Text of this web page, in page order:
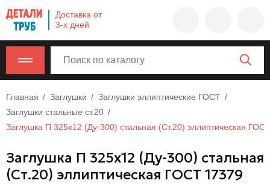
Доставка от
3-х дней
Главная Заглушки
Заглушки эллиптические ГОСТ
Заглушки стальные ст.20
Заглушка П 325х12 (Ду-300) стальная (Ст.20) эллиптическая
Заглушка П 325х12 (Ду-300) стальная
(Ст.20) эллиптическая ГОСТ 17379
Company
name
620000,
Москва,
г.
Москва,
Калужская,
15,